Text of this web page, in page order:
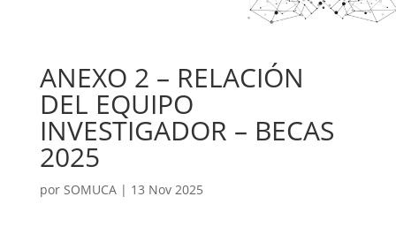
ANEXO 2 – RELACIÓN
DEL EQUIPO
INVESTIGADOR – BECAS
2025
por SOMUCA| 13 Nov 2025